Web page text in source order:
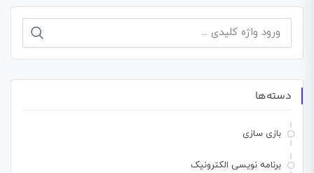
جستجو
برای:
دسته‌ها
بازی سازی
برنامه نویسی الکترونیک